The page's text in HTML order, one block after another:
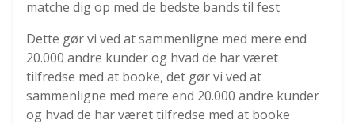
matche dig op med de bedste bands til fest
Dette gør vi ved at sammenligne med mere end
20.000 andre kunder og hvad de har været
tilfredse med at booke, det gør vi ved at
sammenligne med mere end 20.000 andre kunder
og hvad de har været tilfredse med at booke